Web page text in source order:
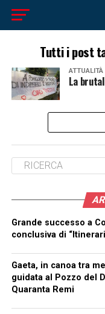
Tutti i post
ATTUALITÀ
La
Grande successo a
conclusiva di
Gaeta, in canoa tra
guidata al Pozzo del
Quaranta Remi